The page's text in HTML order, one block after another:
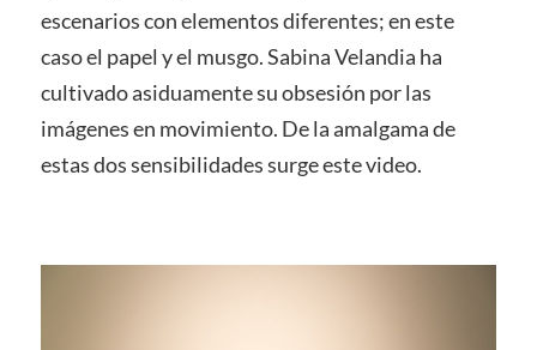
escenarios con elementos diferentes; en este
caso el papel y el musgo. Sabina Velandia ha
cultivado asiduamente su obsesión por las
imágenes en movimiento. De la amalgama de
estas dos sensibilidades surge este video.